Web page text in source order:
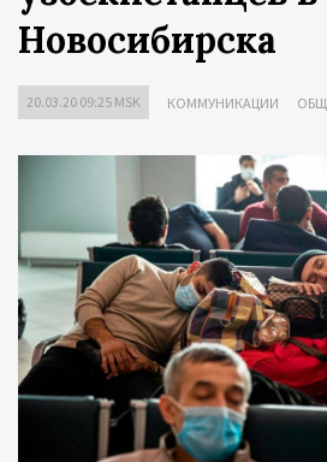
Новосибирска
20.03.20 09:25 MSK КОММУНИКАЦИИ